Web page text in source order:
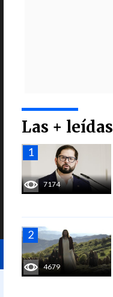
Las + leídas
7174
4679